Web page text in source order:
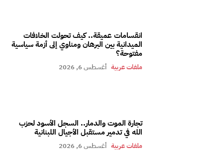
انقسامات عميقة.. كيف تحولت الخلافات
الميدانية بين البرهان ومناوي إلى أزمة سياسية
مفتوحة؟
ملفات عربية أغسطس 6, 2026
تجارة الموت والدمار.. السجل الأسود لحزب
الله في تدمير مستقبل الأجيال اللبنانية
ملفات عربية أغسطس 6, 2026